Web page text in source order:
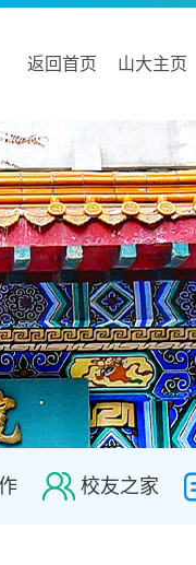
返回首页 山大主页
校友之家